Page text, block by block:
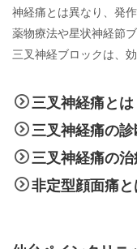
神経痛とは異なり、発
薬物療法や星状神経節
三叉神経ブロックは、
三叉神経痛とは
三叉神経痛の
三叉神経痛の
非定型顔面痛